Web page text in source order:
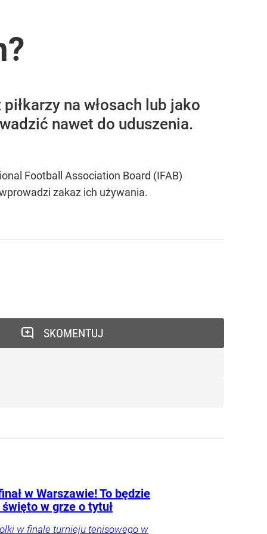
na włosach lub jako
nawet do uduszenia.
Football Association Board (IFAB)
zakaz ich używania.
SKOMENTUJ
w Warszawie! To będzie
w grze o tytuł
w finale turnieju tenisowego w